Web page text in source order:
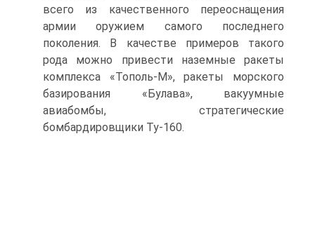
всего из качественного переоснащения
армии оружием самого последнего
поколения. В качестве примеров такого
рода можно привести наземные ракеты
комплекса «Тополь-М», ракеты морского
базирования «Булава», вакуумные
авиабомбы, стратегические
бомбардировщики Ту-160.